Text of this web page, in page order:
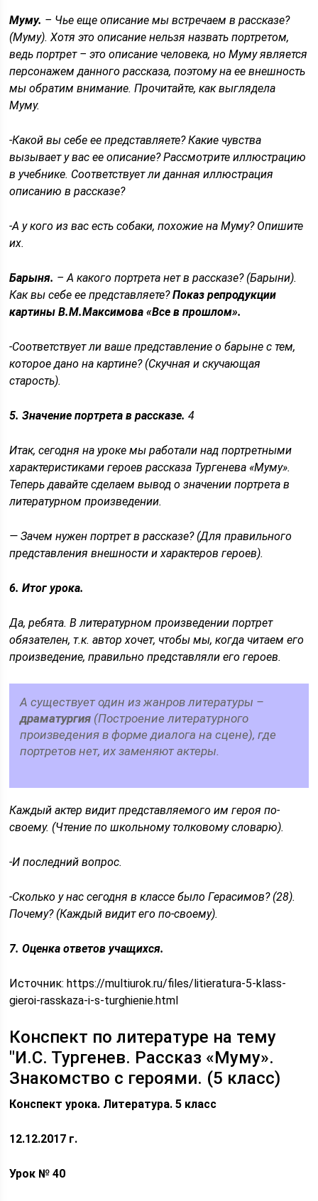
Муму. – Чье еще описание мы встречаем в рассказе?
(Муму). Хотя это описание нельзя назвать портретом,
ведь портрет – это описание человека, но Муму является
персонажем данного рассказа, поэтому на ее внешность
мы обратим внимание. Прочитайте, как выглядела
Муму.
-Какой вы себе ее представляете? Какие чувства
вызывает у вас ее описание? Рассмотрите иллюстрацию
в учебнике. Соответствует ли данная иллюстрация
описанию в рассказе?
-А у кого из вас есть собаки, похожие на Муму? Опишите
их.
Барыня. – А какого портрета нет в рассказе? (Барыни).
Как вы себе ее представляете?Показ репродукции
картины В.М.Максимова «Все в прошлом».
-Соответствует ли ваше представление о барыне с тем,
которое дано на картине? (Скучная и скучающая
старость).
5. Значение портрета в рассказе.4
Итак, сегодня на уроке мы работали над портретными
характеристиками героев рассказа Тургенева «Муму».
Теперь давайте сделаем вывод о значении портрета в
литературном произведении.
— Зачем нужен портрет в рассказе? (Для правильного
представления внешности и характеров героев).
6. Итог урока.
Да, ребята. В литературном произведении портрет
обязателен, т.к. автор хочет, чтобы мы, когда читаем его
произведение, правильно представляли его героев.
А существует один из жанров литературы –
драматургия (Построение литературного
произведения в форме диалога на сцене), где
портретов нет, их заменяют актеры.
Каждый актер видит представляемого им героя по-
своему. (Чтение по школьному толковому словарю).
-И последний вопрос.
-Сколько у нас сегодня в классе было Герасимов? (28).
Почему? (Каждый видит его по-своему).
7. Оценка ответов учащихся.
Источник:https://multiurok.ru/files/litieratura-5-klass-
gieroi-rasskaza-i-s-turghienie.html
Конспект по литературе на тему
"И.С. Тургенев. Рассказ «Муму».
Знакомство с героями. (5 класс)
Конспект урока. Литература. 5 класс
12.12.2017 г.
Урок № 40